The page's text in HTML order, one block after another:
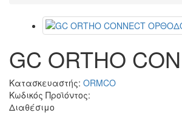
GC ORTHO
Κατασκευαστής: ORMCO
Κωδικός Προϊόντος:
Διαθέσιμο